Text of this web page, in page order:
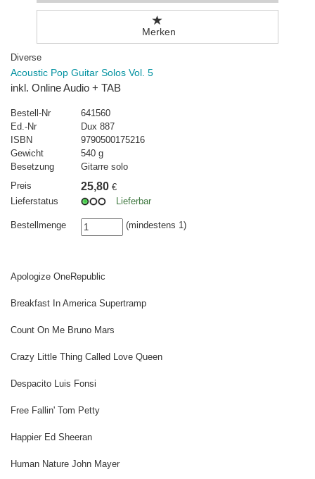
Merken
Diverse
Acoustic Pop Guitar Solos Vol. 5
inkl. Online Audio + TAB
Bestell-Nr
641560
Ed.-Nr
Dux 887
ISBN
9790500175216
Gewicht
540 g
Besetzung
Gitarre solo
Preis
25,80 €
Lieferstatus
Lieferbar
Bestellmenge (mindestens 1)
Apologize OneRepublic
Breakfast In America Supertramp
Count On Me Bruno Mars
Crazy Little Thing Called Love Queen
Despacito Luis Fonsi
Free Fallin' Tom Petty
Happier Ed Sheeran
Human Nature John Mayer